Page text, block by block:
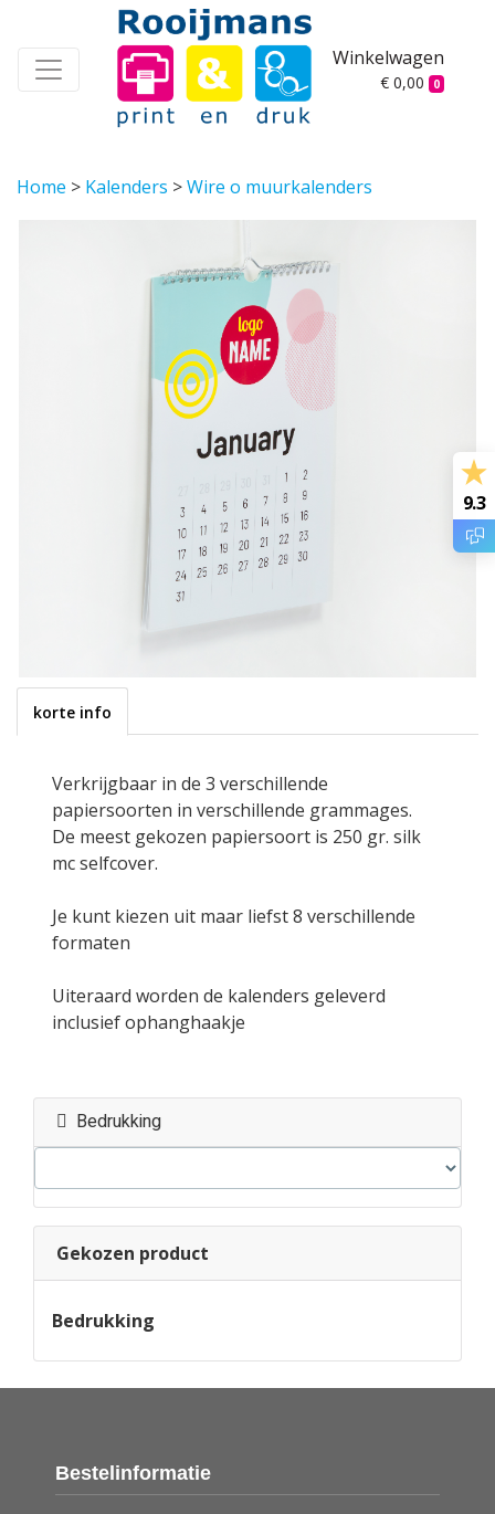
Winkelwagen
€ 0,00 0
Home > Kalenders >Wire o muurkalenders
korte info
Verkrijgbaar in de 3 verschillende
papiersoorten in verschillende grammages.
De meest gekozen papiersoort is 250 gr. silk
mc selfcover.
Je kunt kiezen uit maar liefst 8 verschillende
formaten
Uiteraard worden de kalenders geleverd
inclusief ophanghaakje
Bedrukking
Gekozen product
Bedrukking
Bestelinformatie
9.3